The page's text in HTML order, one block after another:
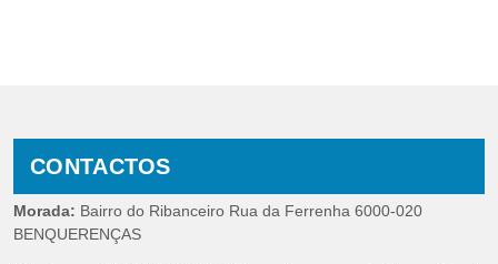
CONTACTOS
Morada: Bairro do Ribanceiro Rua da Ferrenha 6000-020
BENQUERENÇAS